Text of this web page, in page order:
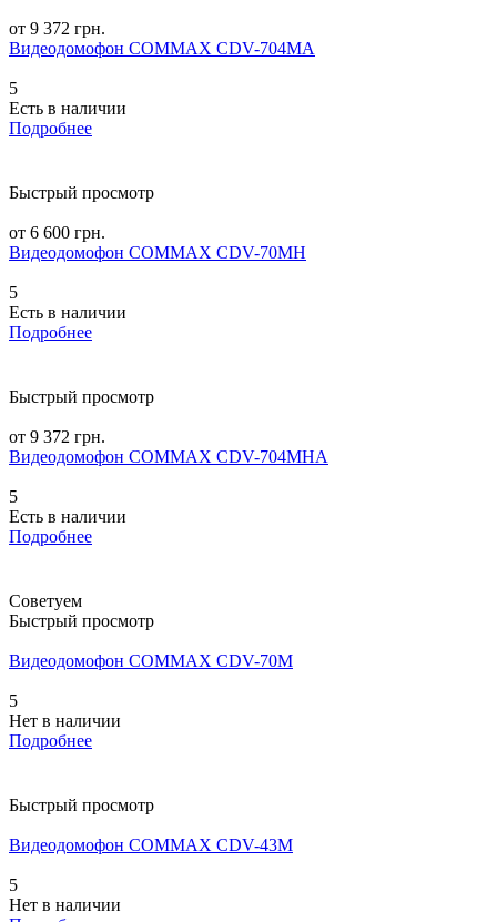
от 9 372 грн.
Видеодомофон COMMAX CDV-704MA
5
Есть в наличии
Подробнее
Быстрый просмотр
от 6 600 грн.
Видеодомофон COMMAX CDV-70MH
5
Есть в наличии
Подробнее
Быстрый просмотр
от 9 372 грн.
Видеодомофон COMMAX CDV-704MHA
5
Есть в наличии
Подробнее
Советуем
Быстрый просмотр
Видеодомофон COMMAX CDV-70M
5
Нет в наличии
Подробнее
Быстрый просмотр
Видеодомофон COMMAX CDV-43M
5
Нет в наличии